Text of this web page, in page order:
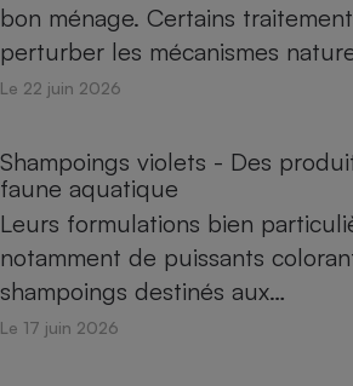
bon ménage. Certains
perturber les mécanismes
Le 22 juin 2026
Shampoings violets - Des
faune aquatique​​​​​​
Leurs formulations bien
notamment de puissants
shampoings destinés aux…
Le 17 juin 2026